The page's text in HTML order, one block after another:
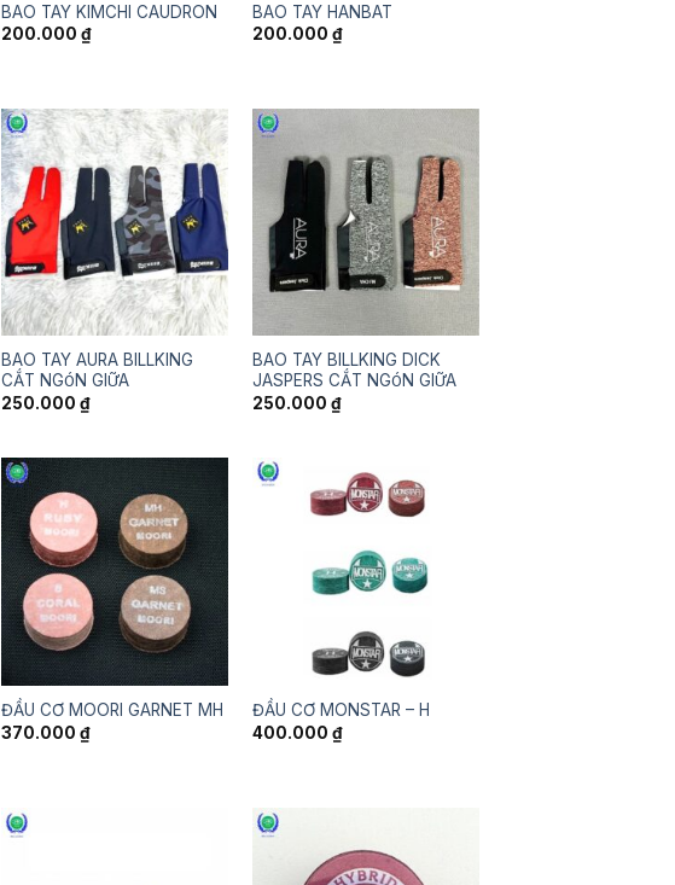
BAO TAY KIMCHI CAUDRON
200.000 ₫
BAO TAY HANBAT
200.000 ₫
BAO TAY AURA BILLKING
CẮT NGÓN GIỮA
250.000 ₫
BAO TAY BILLKING DICK
JASPERS CẮT NGÓN GIỮA
250.000 ₫
ĐẦU CƠ MOORI GARNET MH
370.000 ₫
ĐẦU CƠ MONSTAR – H
400.000 ₫